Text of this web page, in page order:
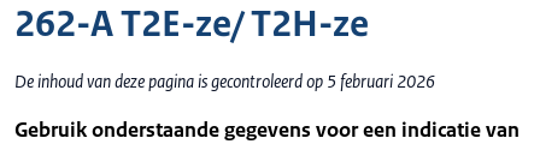
262-A T2E-ze/ T2H-ze
De inhoud van deze pagina is gecontroleerd op 5 februari 2026
Gebruik onderstaande gegevens voor een indicatie van